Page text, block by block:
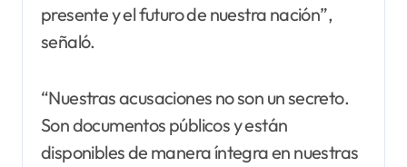
presente y el futuro de nuestra nación”,
señaló.
“Nuestras acusaciones no son un secreto.
Son documentos públicos y están
disponibles de manera íntegra en nuestras